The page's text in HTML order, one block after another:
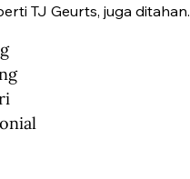
TJ Geurts, juga ditahan.